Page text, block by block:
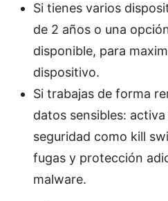
Si tienes varios
de 2 años o una
disponible, para
dispositivo.
Si trabajas de forma
datos sensibles:
seguridad como kill
fugas y protección
malware.